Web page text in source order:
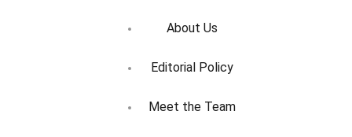
About Us
Editorial Policy
Meet the Team